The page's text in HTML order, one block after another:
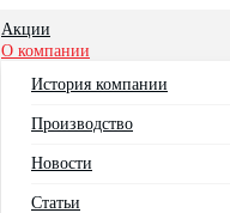
Акции
О компании
История компании
Производство
Новости
Статьи